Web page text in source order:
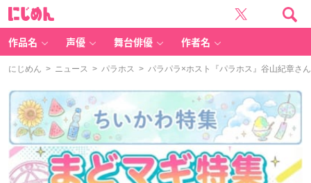
作品名 声優 舞台俳優 作者名
にじめん > ニュース > パラホス > パラパラ×ホスト『パラホス』谷山紀章さ